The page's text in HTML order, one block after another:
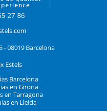
27 86
- 08019 Barcelona
Estels
Barcelona
en Girona
en Tarragona
en Lleida